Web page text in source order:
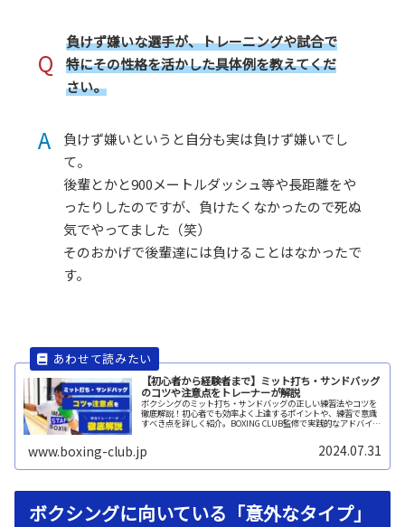
Q
負けず嫌いな選手が、トレーニングや試合で
特にその性格を活かした具体例を教えてくだ
さい。
A
負けず嫌いというと自分も実は負けず嫌いでし
て。
後輩とかと900メートルダッシュ等や長距離をや
ったりしたのですが、負けたくなかったので死ぬ
気でやってました（笑）
そのおかげで後輩達には負けることはなかったで
す。
【初心者から経験者まで】ミット打ち・サンドバッグ
のコツや注意点をトレーナーが解説
ボクシングのミット打ち・サンドバッグの正しい練習法やコツを
徹底解説！初心者でも効率よく上達するポイントや、練習で意識
すべき点を詳しく紹介。BOXING CLUB監修で実践的なアドバイス
www.boxing-club.jp 2024.07.31
ボクシングに向いている「意外なタイプ」